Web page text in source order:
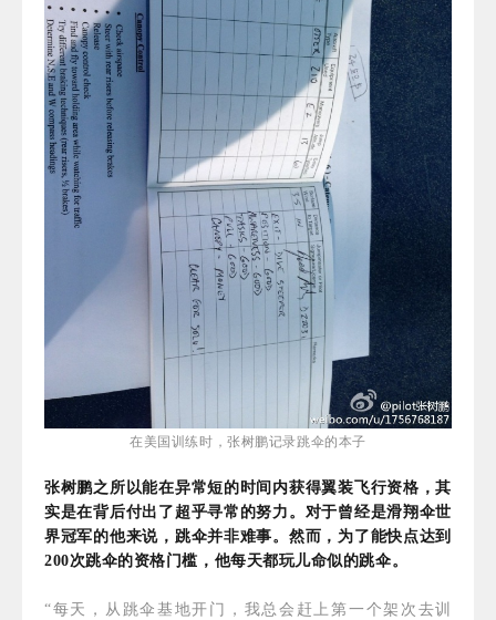
在美国训练时，张树鹏记录跳伞的本子
张树鹏之所以能在异常短的时间内获得翼装飞行资格，其
实是在背后付出了超乎寻常的努力。对于曾经是滑翔伞世
界冠军的他来说，跳伞并非难事。然而，为了能快点达到
200次跳伞的资格门槛，他每天都玩儿命似的跳伞。
“每天，从跳伞基地开门，我总会赶上第一个架次去训